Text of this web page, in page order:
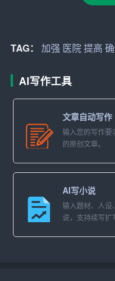
药及时。
2. 提高药物管理水平，
（1）加强药品不良反
例，提高药品安全性。
（2）加强药品使用培
保药品正确使用。
（3）加强药品处方审
保药品安全使用。
TAG： 加强 医院提高
AI写作工具
文章自动写作
输入您的写作要
的原创文章。
AI写小说
输入题材、人设
说，支持续写扩